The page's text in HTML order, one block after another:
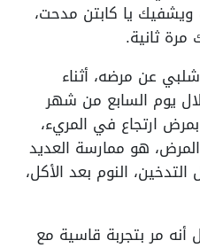
يا كابتن مدحت،
مرة ثانية.
عن مرضه، أثناء
يوم السابع من شهر
ارتجاع في المريء،
هو ممارسة العديد
النوم بعد الأكل،
مر بتجربة قاسية مع